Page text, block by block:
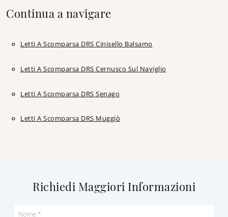
Continua a navigare
Letti A Scomparsa DRS Cinisello Balsamo
Letti A Scomparsa DRS Cernusco Sul Naviglio
Letti A Scomparsa DRS Senago
Letti A Scomparsa DRS Muggiò
Richiedi Maggiori Informazioni